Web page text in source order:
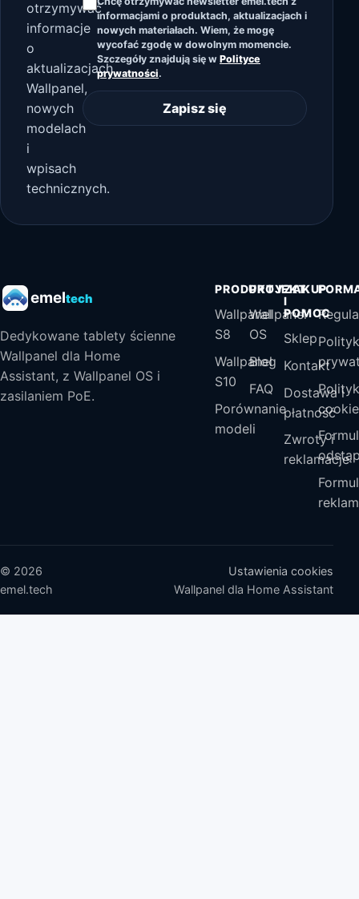
otrzymywać
informacje
o
aktualizacjach
Wallpanel,
nowych
modelach
i
wpisach
technicznych.
informacjami o produktach, aktualizacjach i
nowych materiałach. Wiem, że mogę
wycofać zgodę w dowolnym momencie.
Szczegóły znajdują się w Polityce
prywatności.
Zapisz się
emeltech
Dedykowane tablety ścienne
Wallpanel dla Home
Assistant, z Wallpanel OS i
zasilaniem PoE.
PRODUKTY
Wallpanel
S8
Wallpanel
S10
Porównanie
modeli
PROJEKT
Wallpanel
OS
Blog
FAQ
ZAKUP
I
POMOC
Sklep
Kontakt
Dostawa i
płatność
Zwroty i
reklamacje
© 2026
emel.tech
Ustawienia cookies
Wallpanel dla Home Assistant